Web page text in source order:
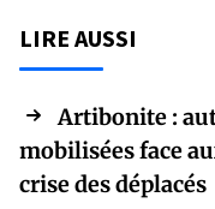
LIRE AUSSI
Artibonite :
mobilisées face
crise des déplacés